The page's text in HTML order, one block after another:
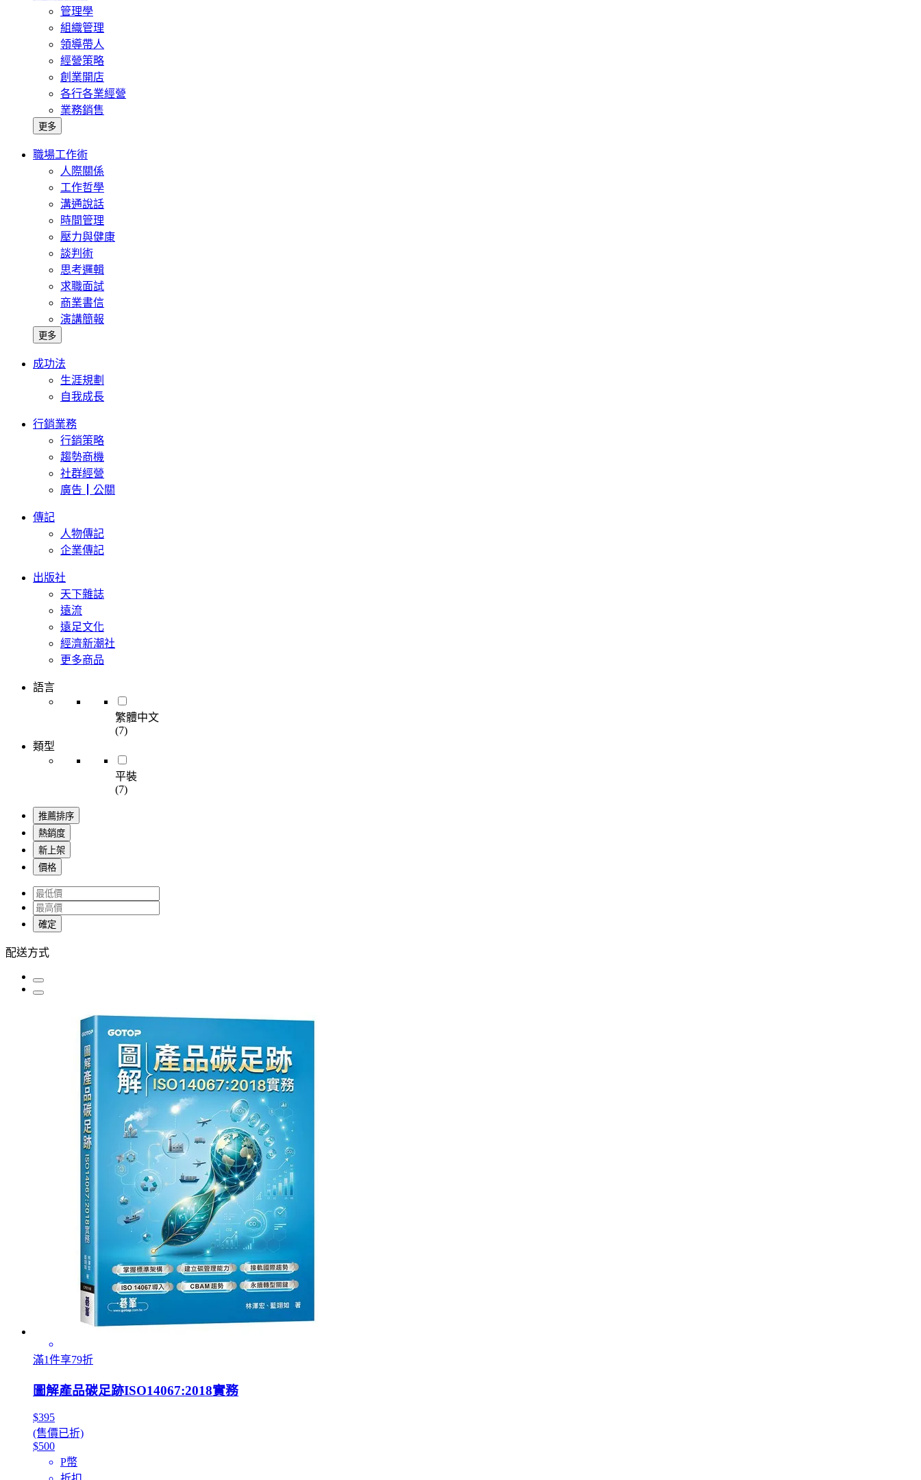
管理學
組織管理
領導帶人
經營策略
創業開店
各行各業經營
業務銷售
更多
職場工作術
人際關係
工作哲學
溝通說話
時間管理
壓力與健康
談判術
思考邏輯
求職面試
商業書信
演講簡報
更多
成功法
生涯規劃
自我成長
行銷業務
行銷策略
趨勢商機
社群經營
廣告┃公關
傳記
人物傳記
企業傳記
出版社
天下雜誌
遠流
遠足文化
經濟新潮社
更多商品
語言
繁體中文
(7)
類型
平裝
(7)
推薦排序
熱銷度
新上架
價格
確定
配送方式
滿1件享79折
圖解產品碳足跡ISO14067:2018實務
$395
(售價已折)
$500
P幣